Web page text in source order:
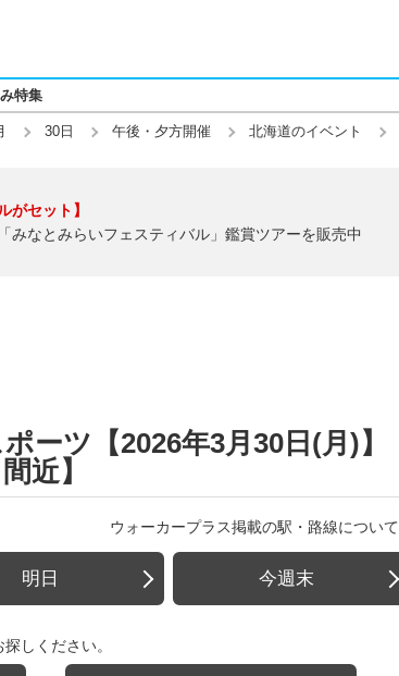
特集
30日 午後・夕方開催 北海道のイベント
がセット】
みなとみらいフェスティバル」鑑賞ツアーを販売中
ーツ【2026年3月30日(月)】
近】
ウォーカープラス掲載の駅・路線について
明日 今週末
しください。